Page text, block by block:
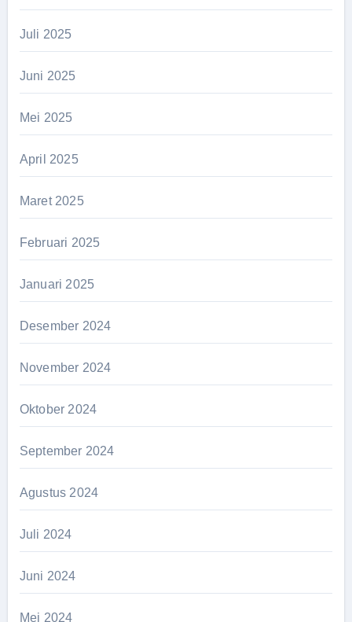
Juli 2025
Juni 2025
Mei 2025
April 2025
Maret 2025
Februari 2025
Januari 2025
Desember 2024
November 2024
Oktober 2024
September 2024
Agustus 2024
Juli 2024
Juni 2024
Mei 2024